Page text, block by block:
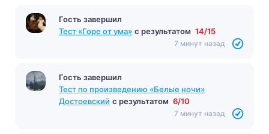
Гость завершил
Тест «Горе от ума» с результатом 14/15
7 минут назад
Гость завершил
Тест по произведению «Белые ночи»
Достоевский с результатом 6/10
7 минут назад